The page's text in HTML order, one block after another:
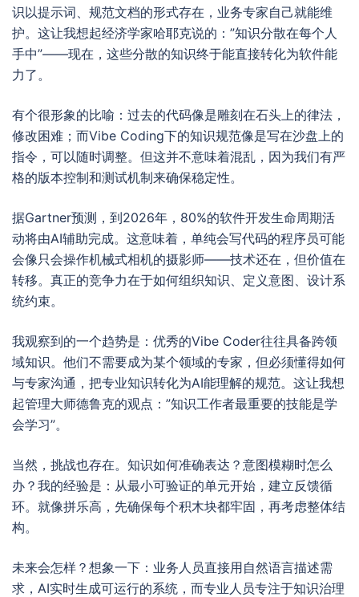
识以提示词、规范文档的形式存在，业务专家自己就能维
护。这让我想起经济学家哈耶克说的：”知识分散在每个人
手中”——现在，这些分散的知识终于能直接转化为软件能
力了。
有个很形象的比喻：过去的代码像是雕刻在石头上的律法，
修改困难；而Vibe Coding下的知识规范像是写在沙盘上的
指令，可以随时调整。但这并不意味着混乱，因为我们有严
格的版本控制和测试机制来确保稳定性。
据Gartner预测，到2026年，80%的软件开发生命周期活
动将由AI辅助完成。这意味着，单纯会写代码的程序员可能
会像只会操作机械式相机的摄影师——技术还在，但价值在
转移。真正的竞争力在于如何组织知识、定义意图、设计系
统约束。
我观察到的一个趋势是：优秀的Vibe Coder往往具备跨领
域知识。他们不需要成为某个领域的专家，但必须懂得如何
与专家沟通，把专业知识转化为AI能理解的规范。这让我想
起管理大师德鲁克的观点：”知识工作者最重要的技能是学
会学习”。
当然，挑战也存在。知识如何准确表达？意图模糊时怎么
办？我的经验是：从最小可验证的单元开始，建立反馈循
环。就像拼乐高，先确保每个积木块都牢固，再考虑整体结
构。
未来会怎样？想象一下：业务人员直接用自然语言描述需
求，AI实时生成可运行的系统，而专业人员专注于知识治理